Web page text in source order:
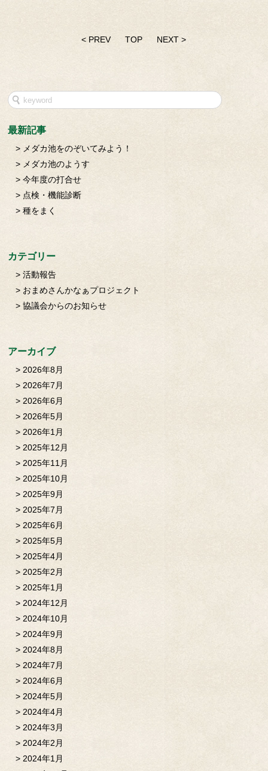
< PREV TOP NEXT >
最新記事
メダカ池をのぞいてみよう！
メダカ池のようす
今年度の打合せ
点検・機能診断
種をまく
カテゴリー
活動報告
おまめさんかなぁプロジェクト
協議会からのお知らせ
アーカイブ
2026年8月
2026年7月
2026年6月
2026年5月
2026年1月
2025年12月
2025年11月
2025年10月
2025年9月
2025年7月
2025年6月
2025年5月
2025年4月
2025年2月
2025年1月
2024年12月
2024年10月
2024年9月
2024年8月
2024年7月
2024年6月
2024年5月
2024年4月
2024年3月
2024年2月
2024年1月